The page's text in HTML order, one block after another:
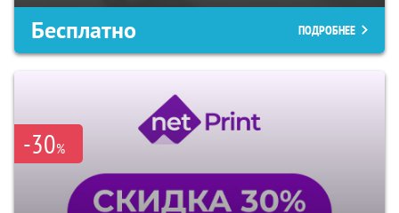
Бесплатно ПОДРОБНЕЕ
-30%